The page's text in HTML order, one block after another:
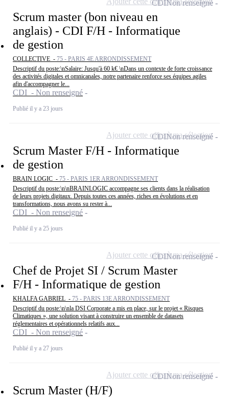
Scrum master (bon niveau en
anglais) - CDI F/H - Informatique
de gestion
COLLECTIVE - 75 - PARIS 4E ARRONDISSEMENT
Descriptif du poste:\nSalaire: Jusqu'à 60 k€ \nDans un contexte de forte croissance
des activités digitales et omnicanales, notre partenaire renforce ses équipes agiles
afin d'accompagner le...
CDI - Non renseigné
Publié il y a 23 jours
CDINon renseigné
Scrum Master F/H - Informatique
de gestion
BRAIN LOGIC - 75 - PARIS 1ER ARRONDISSEMENT
Descriptif du poste:\n\nBRAINLOGIC accompagne ses clients dans la réalisation
de leurs projets digitaux. Depuis toutes ces années, riches en évolutions et en
transformations, nous avons su rester à...
CDI - Non renseigné
Publié il y a 25 jours
CDINon renseigné
Ajouter cette offre à ma sélection
Chef de Projet SI / Scrum Master
F/H - Informatique de gestion
KHALFA GABRIEL - 75 - PARIS 13E ARRONDISSEMENT
Descriptif du poste:\n\nla DSI Corporate a mis en place, sur le projet « Risques
Climatiques », une solution visant à construire un ensemble de datasets
réglementaires et opérationnels relatifs aux...
CDI - Non renseigné
Publié il y a 27 jours
CDINon renseigné
Ajouter cette offre à ma sélection
Scrum Master (H/F)
CDINon renseigné
Ajouter cette offre à ma sélection